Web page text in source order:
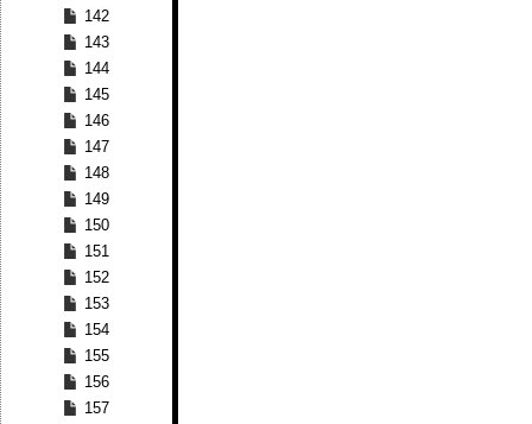
142
143
144
145
146
147
148
149
150
151
152
153
154
155
156
157